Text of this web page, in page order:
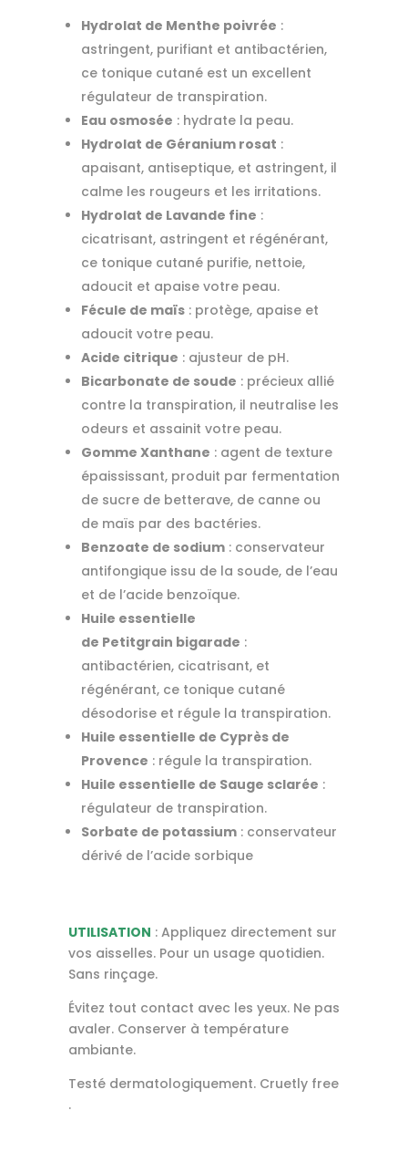
Hydrolat de Menthe poivrée :
astringent, purifiant et antibactérien,
ce tonique cutané est un excellent
régulateur de transpiration.
Eau osmosée : hydrate la peau.
Hydrolat de Géranium rosat :
apaisant, antiseptique, et astringent, il
calme les rougeurs et les irritations.
Hydrolat de Lavande fine :
cicatrisant, astringent et régénérant,
ce tonique cutané purifie, nettoie,
adoucit et apaise votre peau.
Fécule de maïs: protège, apaise et
adoucit votre peau.
Acide citrique : ajusteur de pH.
Bicarbonate de soude : précieux allié
contre la transpiration, il neutralise les
odeurs et assainit votre peau.
Gomme Xanthane : agent de texture
épaississant, produit par fermentation
de sucre de betterave, de canne ou
de maïs par des bactéries.
Benzoate de sodium: conservateur
antifongique issu de la soude, de l’eau
et de l’acide benzoïque.
Huile essentielle
de Petitgrain bigarade :
antibactérien, cicatrisant, et
régénérant, ce tonique cutané
désodorise et régule la transpiration.
Huile essentielle de Cyprès de
Provence : régule la transpiration.
Huile essentielle de Sauge sclarée :
régulateur de transpiration.
Sorbate de potassium: conservateur
dérivé de l’acide sorbique
UTILISATION : Appliquez directement sur
vos aisselles. Pour un usage quotidien.
Sans rinçage.
Évitez tout contact avec les yeux. Ne pas
avaler. Conserver à température
ambiante.
Testé dermatologiquement. Cruetly free
.